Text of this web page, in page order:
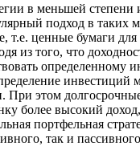
в меньшей степени
подход в таких
т.е. ценные бумаги для
из того, что
определенному
инвестиций
При этом
более высокий
портфельная
так и